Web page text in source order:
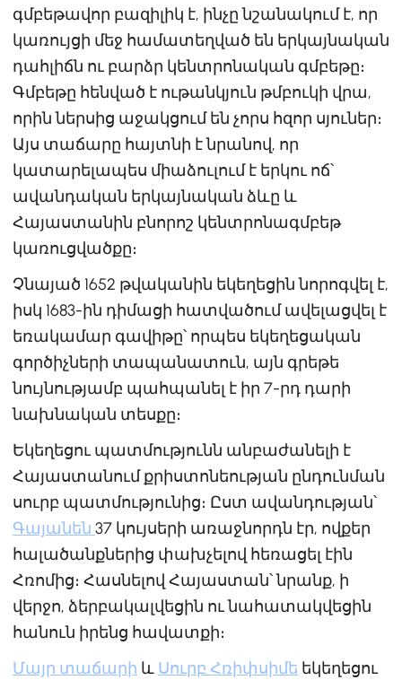
գմբեթավոր բազիլիկ է, ինչը նշանակում է, որ
կառույցի մեջ համատեղված են երկայնական
դահլիճն ու բարձր կենտրոնական գմբեթը։
Գմբեթը հենված է ութանկյուն թմբուկի վրա,
որին ներսից աջակցում են չորս հզոր սյուներ։
Այս տաճարը հայտնի է նրանով, որ
կատարելապես միաձուլում է երկու ոճ՝
ավանդական երկայնական ձևը և
Հայաստանին բնորոշ կենտրոնագմբեթ
կառուցվածքը։
Չնայած 1652 թվականին եկեղեցին նորոգվել է,
իսկ 1683-ին դիմացի հատվածում ավելացվել է
եռակամար գավիթը՝ որպես եկեղեցական
գործիչների տապանատուն, այն գրեթե
նույնությամբ պահպանել է իր 7-րդ դարի
նախնական տեսքը։
Եկեղեցու պատմությունն անբաժանելի է
Հայաստանում քրիստոնեության ընդունման
սուրբ պատմությունից։ Ըստ ավանդության՝
Գայանեն 37 կույսերի առաջնորդն էր, ովքեր
հալածանքներից փախչելով հեռացել էին
Հռոմից։ Հասնելով Հայաստան՝ նրանք, ի
վերջո, ձերբակալվեցին ու նահատակվեցին
հանուն իրենց հավատքի։
Մայր տաճարի և Սուրբ Հռիփսիմե եկեղեցու